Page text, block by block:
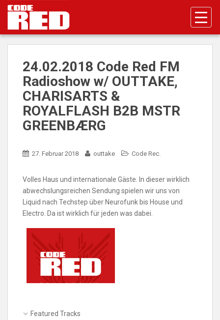
p
24.02.2018 Code Red FM
Radioshow w/ OUTTAKE,
CHARISARTS &
ROYALFLASH B2B MSTR
GREENBÆRG
27. Februar 2018 outtake Code Rec.
Volles Haus und internationale Gäste. In dieser wirklich
abwechslungsreichen Sendung spielen wir uns von
Liquid nach Techstep über Neurofunk bis House und
Electro. Da ist wirklich für jeden was dabei.
Featured Tracks